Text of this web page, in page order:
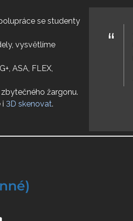
se studenty
vysvětlíme
ASA, FLEX,
žargonu.
i 3D skenovat.